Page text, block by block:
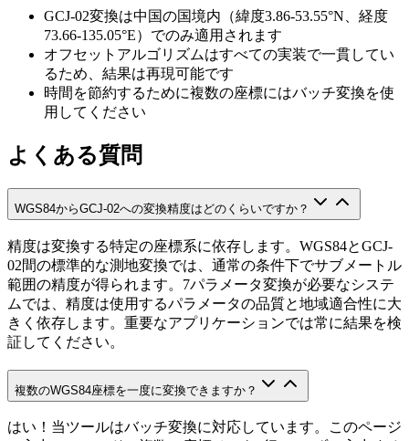
GCJ-02変換は中国の国境内（緯度3.86-53.55°N、経度
73.66-135.05°E）でのみ適用されます
オフセットアルゴリズムはすべての実装で一貫してい
るため、結果は再現可能です
時間を節約するために複数の座標にはバッチ変換を使
用してください
よくある質問
WGS84からGCJ-02への変換精度はどのくらいですか？
精度は変換する特定の座標系に依存します。WGS84とGCJ-
02間の標準的な測地変換では、通常の条件下でサブメートル
範囲の精度が得られます。7パラメータ変換が必要なシステ
ムでは、精度は使用するパラメータの品質と地域適合性に大
きく依存します。重要なアプリケーションでは常に結果を検
証してください。
複数のWGS84座標を一度に変換できますか？
はい！当ツールはバッチ変換に対応しています。このページ